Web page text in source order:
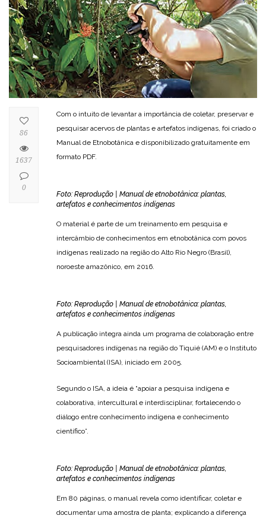
Com o intuito de levantar a importância de coletar, preservar e
pesquisar acervos de plantas e artefatos indígenas, foi criado o
Manual de Etnobotânica e disponibilizado gratuitamente em
formato PDF.
Foto: Reprodução | Manual de etnobotânica: plantas,
artefatos e conhecimentos indígenas
O material é parte de um treinamento em pesquisa e
intercâmbio de conhecimentos em etnobotânica com povos
indígenas realizado na região do Alto Rio Negro (Brasil),
noroeste amazônico, em 2016.
Foto: Reprodução | Manual de etnobotânica: plantas,
artefatos e conhecimentos indígenas
A publicação integra ainda um programa de colaboração entre
pesquisadores indígenas na região do Tiquié (AM) e o Instituto
Socioambiental (ISA), iniciado em 2005.
Segundo o ISA, a ideia é “apoiar a pesquisa indígena e
colaborativa, intercultural e interdisciplinar, fortalecendo o
diálogo entre conhecimento indígena e conhecimento
científico”.
Foto: Reprodução | Manual de etnobotânica: plantas,
artefatos e conhecimentos indígenas
Em 80 páginas, o manual revela como identificar, coletar e
documentar uma amostra de planta; explicando a diferença
86
1637
0